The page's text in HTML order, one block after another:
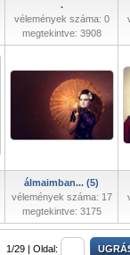
.
vélemények száma: 0
megtekintve: 3908
álmaimban... (5)
vélemények száma: 17
megtekintve: 3175
1/29 | Oldal: